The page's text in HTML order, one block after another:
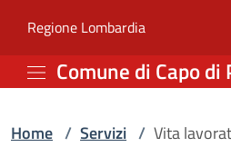
Servizi |
Regione Lombardia(apre in
Comune di Capo di
Home / Servizi / Vita